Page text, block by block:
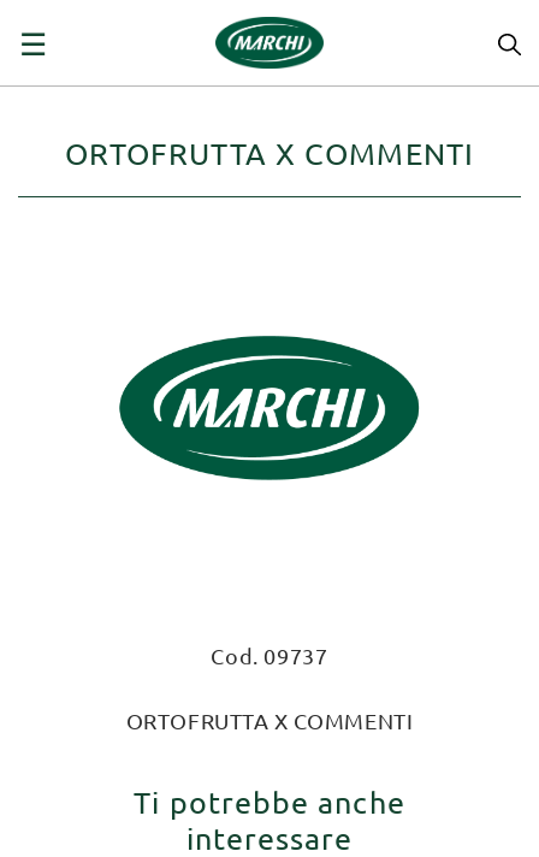
navigazione
☰
ORTOFRUTTA X COMMENTI
Cod. 09737
ORTOFRUTTA X COMMENTI
Ti potrebbe anche
interessare